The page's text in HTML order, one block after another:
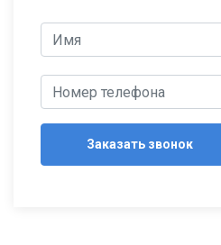
Заказать звонок